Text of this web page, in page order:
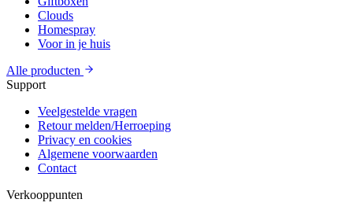
Clouds
Homespray
Voor in je huis
Alle producten
Support
Veelgestelde vragen
Retour melden/Herroeping
Privacy en cookies
Algemene voorwaarden
Contact
Verkooppunten